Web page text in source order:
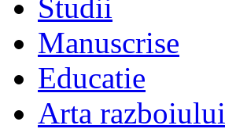
Studii
Manuscrise
Educatie
Arta razboiului